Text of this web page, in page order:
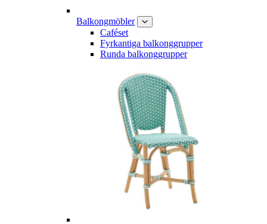
Balkongmöbler
Caféset
Fyrkantiga balkonggrupper
Runda balkonggrupper